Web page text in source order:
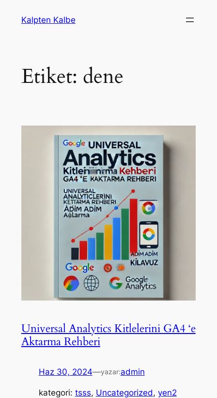
Kalpten Kalbe
Etiket: dene
Universal Analytics Kitlelerini GA4 ‘e
Aktarma Rehberi
Haz 30, 2024—yazar:admin
kategori: tsss, Uncategorized, yen2